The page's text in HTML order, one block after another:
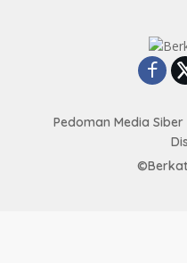
Pedoman Media Siber